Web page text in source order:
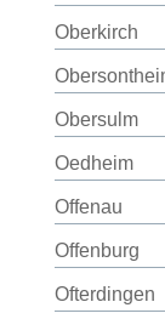
Oberkirch
Obersulm
Oedheim
Offenau
Offenburg
Ofterdingen